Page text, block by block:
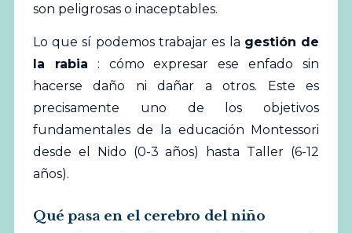
son peligrosas o inaceptables.
Lo que sí podemos trabajar es la gestión de
la rabia : cómo expresar ese enfado sin
hacerse daño ni dañar a otros. Este es
precisamente uno de los objetivos
fundamentales de la educación Montessori
desde el Nido (0-3 años) hasta Taller (6-12
años).
Qué pasa en el cerebro del niño